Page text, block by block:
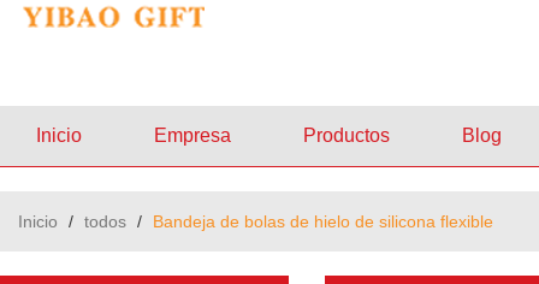
Inicio Empresa Productos Blog
Inicio / todos / Bandeja de bolas de hielo de silicona flexible